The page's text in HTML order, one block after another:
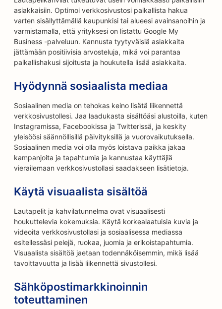
asiakkaisiin. Optimoi verkkosivustosi paikallista hakua
varten sisällyttämällä kaupunkisi tai alueesi avainsanoihin ja
varmistamalla, että yrityksesi on listattu Google My
Business -palveluun. Kannusta tyytyväisiä asiakkaita
jättämään positiivisia arvosteluja, mikä voi parantaa
paikallishakusi sijoitusta ja houkutella lisää asiakkaita.
Hyödynnä sosiaalista mediaa
Sosiaalinen media on tehokas keino lisätä liikennettä
verkkosivustollesi. Jaa laadukasta sisältöäsi alustoilla, kuten
Instagramissa, Facebookissa ja Twitterissä, ja keskity
yleisöösi säännöllisillä päivityksillä ja vuorovaikutuksella.
Sosiaalinen media voi olla myös loistava paikka jakaa
kampanjoita ja tapahtumia ja kannustaa käyttäjiä
vierailemaan verkkosivustollasi saadakseen lisätietoja.
Käytä visuaalista sisältöä
Lautapelit ja kahvilatunnelma ovat visuaalisesti
houkuttelevia kokemuksia. Käytä korkealaatuisia kuvia ja
videoita verkkosivustollasi ja sosiaalisessa mediassa
esitellessäsi pelejä, ruokaa, juomia ja erikoistapahtumia.
Visuaalista sisältöä jaetaan todennäköisemmin, mikä lisää
tavoittavuutta ja lisää liikennettä sivustollesi.
Sähköpostimarkkinoinnin
toteuttaminen